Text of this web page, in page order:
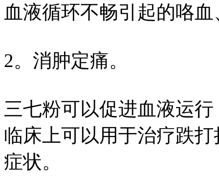
血液循环不畅引起的咯
2。消肿定痛。
三七粉可以促进血液运
临床上可以用于治疗跌
症状。